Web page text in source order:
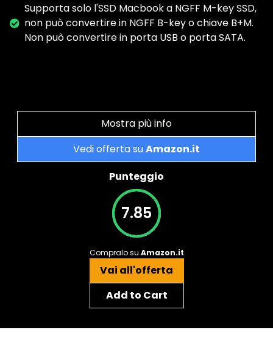
Supporta solo l'SSD Macbook a NGFF M-key SSD,
non può convertire in NGFF B-key o chiave B+M.
Non può convertire in porta USB o porta SATA.
Mostra più info
Vedi offerta suAmazon.it
Punteggio
7.85
Compralo su Amazon.it
Vai all'offerta
Add to Cart